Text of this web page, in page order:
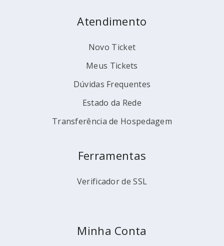
Atendimento
Novo Ticket
Meus Tickets
Dúvidas Frequentes
Estado da Rede
Transferência de Hospedagem
Ferramentas
Verificador de SSL
Minha Conta